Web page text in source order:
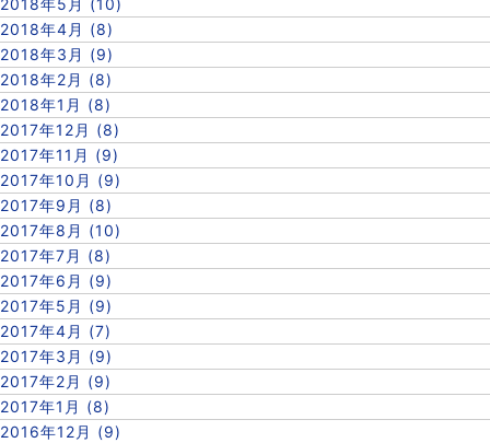
2018年4月 (8)
2018年3月 (9)
2018年2月 (8)
2018年1月 (8)
2017年12月 (8)
2017年11月 (9)
2017年10月 (9)
2017年9月 (8)
2017年8月 (10)
2017年7月 (8)
2017年6月 (9)
2017年5月 (9)
2017年4月 (7)
2017年3月 (9)
2017年2月 (9)
2017年1月 (8)
2016年12月 (9)